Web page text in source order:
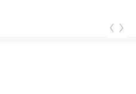
‹ ›